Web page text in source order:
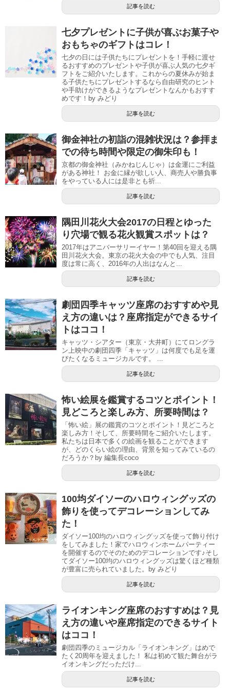
記事を読む
七夕プレゼントに子供が喜ぶお菓子や
おもちゃのギフトはコレ！
七夕の日には子供たちにプレゼントを！手軽に渡せ
るおすすめのプレゼントや子供が喜ぶ人気の七夕ギ
フトをご紹介いたします。これからの夏休みが始ま
る子供たちにプレゼントするなら自由研究のヒント
や手助けができるようなプレゼントなんかもおすす
めです！by みどり
記事を読む
御金神社の初詣の混雑状況は？参拝ま
での待ち時間や限定の御朱印も！
京都の御金神社（みかねじんじゃ）は金運にご利益
がある神社！ お金に縁が欲しい人、商売人や勝負事
をやっている人には是非とも祈...
記事を読む
隅田川花火大会2017の日程とゆった
り穴場で観る花火観賞スポットは？
2017年はアニバーサリーイヤー！第40回を迎える隅
田川花火大会。東京の花火大会の中でも人気、注目
度は常に高く、2016年の人出はなんと...
記事を読む
劇団四季キャッツ座席のおすすめや見
え方の違いは？座席指定ができるサイ
トはココ！
キャッツ・シアター（東京・大井町）にてロングラ
ン上映中の劇団四季「キャッツ」は何度でも足を運
びたくなるミュージカルです。 ...
記事を読む
怖い絵展を鑑賞するコツとポイント！
見どころと楽しみ方、所要時間は？
「怖い絵」展の鑑賞のコツとポイント！見どころと
楽しみ方！そして、所要時間をご紹介いたします。
私たちは日本で多くの絵画を観ることができます
が、どのくらい絵の理由、背景を知ってみているの
だろうか？by 編集長coco
記事を読む
100均ダイソーのハロウィングッズの
飾りを使ってデコレーションしてみ
た！
ダイソー100均のハロウィングッズを使って飾り付け
をしてみました！家でハロウィンホームパーティー
を開催するのでそのためのデコレーションです♪そし
てダイソー100均のハロウィングッズは驚くほど種類
が豊富に売られていました。by みどり
記事を読む
ライオンキング座席のおすすめは？見
え方の違いや座席指定のできるサイト
はココ！
劇団四季のミュージカル「ライオンキング」はめで
たく20周年を迎えました！ 私は初めて観た舞台がラ
イオンキングだっただけ...
記事を読む